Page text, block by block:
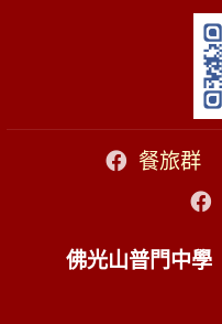
餐旅群
佛光山普門中學